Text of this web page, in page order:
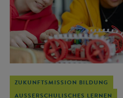
ZUKUNFTSMISSION BILDUNG
AUSSERSCHULISCHES LERNEN